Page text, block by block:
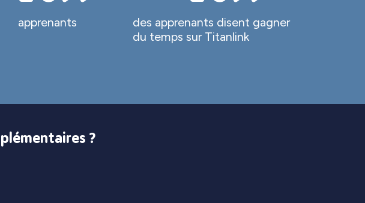
apprenants
des apprenants disent gagner
du temps sur Titanlink
?